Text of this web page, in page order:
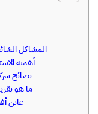
المشاكل
أهمية
نصائح
ما هو
عاين